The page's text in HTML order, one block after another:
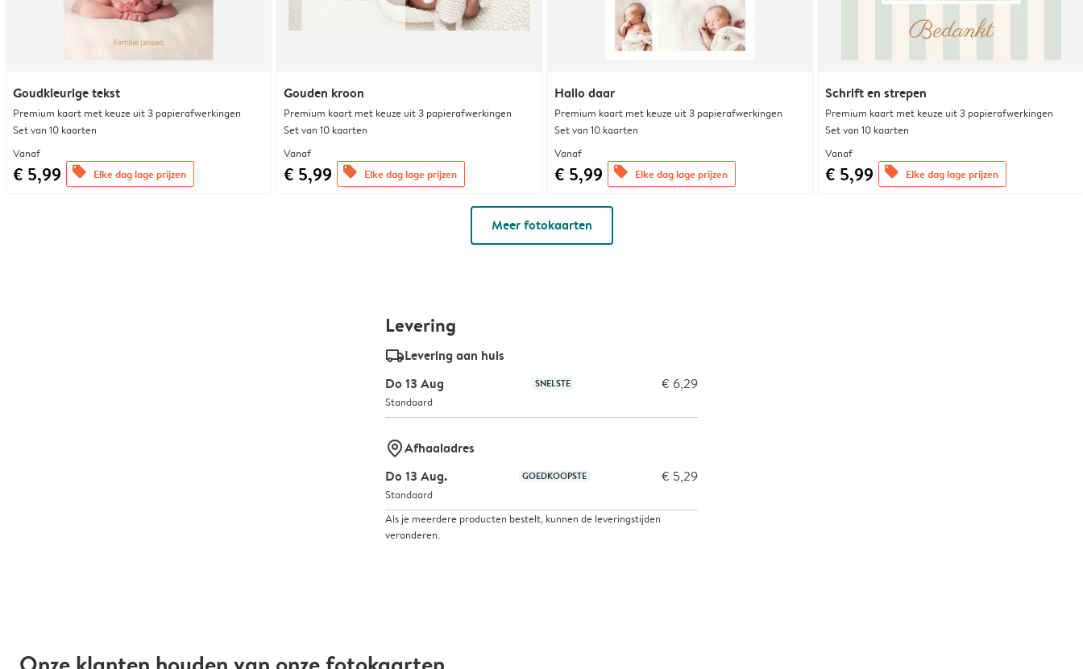
Goudkleurige tekst
Premium kaart met keuze uit 3 papierafwerkingen
Set van 10 kaarten
Vanaf
€ 5,99 offers Elke dag lage prijzen
Gouden kroon
Premium kaart met keuze uit 3 papierafwerkingen
Set van 10 kaarten
Vanaf
€ 5,99 offers Elke dag lage prijzen
Hallo daar
Premium kaart met keuze uit 3 papierafwerkingen
Set van 10 kaarten
Vanaf
€ 5,99 offers Elke dag lage prijzen
Schrift en strepen
Premium kaart met keuze uit 3 papierafwerkingen
Set van 10 kaarten
Vanaf
€ 5,99 offers Elke dag lage prijzen
Meer fotokaarten
Levering
delivery_standard_v2Levering aan huis
Do 13 Aug
SNELSTE € 6,29
Standaard
marker-pinAfhaaladres
Do 13 Aug.
GOEDKOOPSTE € 5,29
Standaard
Als je meerdere producten bestelt, kunnen de leveringstijden
veranderen.